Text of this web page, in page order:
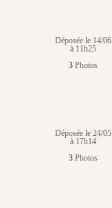
Déposée le 14/06
à 11h25
3 Photos
Déposée le 24/05
à 17h14
3 Photos